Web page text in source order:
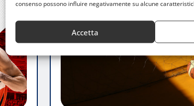
consenso possono influire negativamente su alcune
Accetta